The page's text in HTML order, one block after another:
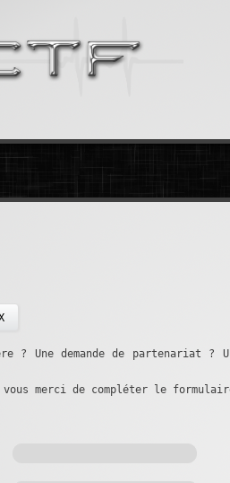
? Une demande de partenariat ?
vous merci de compléter le